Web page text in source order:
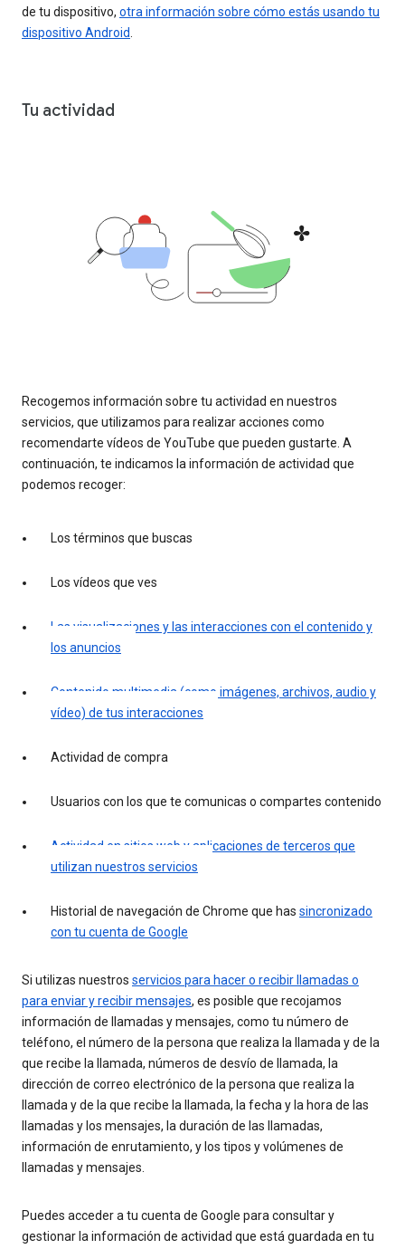
de tu dispositivo, otra información sobre cómo estás usando tu
dispositivo Android.
Tu actividad
Recogemos información sobre tu actividad en nuestros
servicios, que utilizamos para realizar acciones como
recomendarte vídeos de YouTube que pueden gustarte. A
continuación, te indicamos la información de actividad que
podemos recoger:
Los términos que buscas
Los vídeos que ves
Las visualizaciones y las interacciones con el contenido y
los anuncios
Contenido multimedia (como imágenes, archivos, audio y
vídeo) de tus interacciones
Actividad de compra
Usuarios con los que te comunicas o compartes contenido
Actividad en sitios web y aplicaciones de terceros que
utilizan nuestros servicios
Historial de navegación de Chrome que has sincronizado
con tu cuenta de Google
Si utilizas nuestros servicios para hacer o recibir llamadas o
para enviar y recibir mensajes, es posible que recojamos
información de llamadas y mensajes, como tu número de
teléfono, el número de la persona que realiza la llamada y de la
que recibe la llamada, números de desvío de llamada, la
dirección de correo electrónico de la persona que realiza la
llamada y de la que recibe la llamada, la fecha y la hora de las
llamadas y los mensajes, la duración de las llamadas,
información de enrutamiento, y los tipos y volúmenes de
llamadas y mensajes.
Puedes acceder a tu cuenta de Google para consultar y
gestionar la información de actividad que está guardada en tu